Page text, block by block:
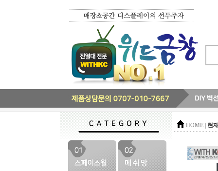
HOME | 현